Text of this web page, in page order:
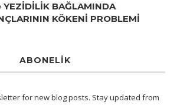
YEZİDİLİK BAĞLAMINDA
KÖKENİ PROBLEMİ
ABONELIK
for new blog posts. Stay updated from